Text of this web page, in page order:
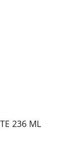
236 ML